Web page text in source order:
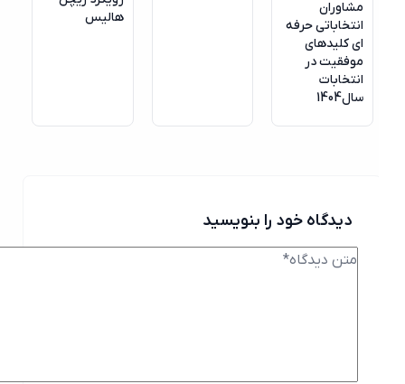
مشاوران
انتخاباتی حرفه
ای کلیدهای
موفقیت در
انتخابات
هالیس
دیدگاه خود را بنویسید